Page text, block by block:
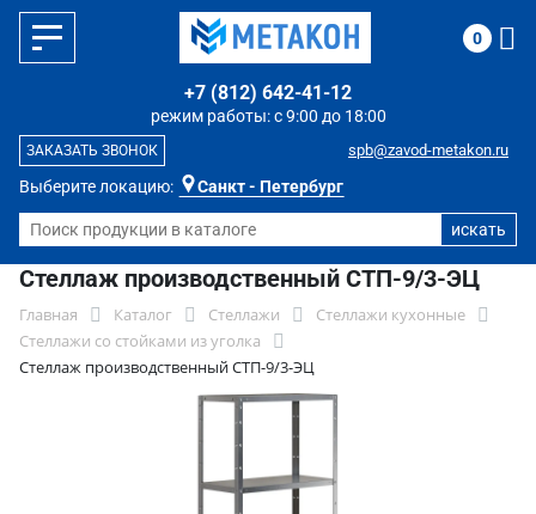
Выберите локацию: Санкт - Петербург
режим работы: с 9:00 до 18:00
+7 (812) 642-41-12
spb@zavod-metakon.ru
ЗАКАЗАТЬ ЗВОНОК
0
Стеллаж производственный СТП-9/3-ЭЦ
Главная Каталог Стеллажи
Стеллажи кухонные
Стеллажи со стойками из уголка
Стеллаж производственный СТП-9/3-ЭЦ